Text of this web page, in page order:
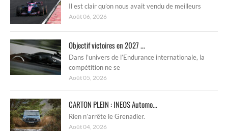
Il est clair qu’on nous avait vendu de meilleurs
Août 06, 2026
Objectif victoires en 2027 ...
Dans l’univers de l’Endurance internationale, la
compétition ne se
Août 05, 2026
CARTON PLEIN : INEOS Automo...
Rien n’arrête le Grenadier.
Août 04, 2026